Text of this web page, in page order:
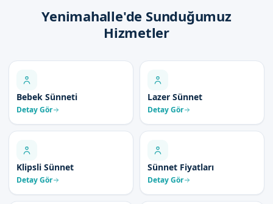
Yenimahalle'de Sunduğumuz
Hizmetler
Bebek Sünneti
Detay Gör
Lazer Sünnet
Detay Gör
Klipsli Sünnet
Detay Gör
Sünnet Fiyatları
Detay Gör